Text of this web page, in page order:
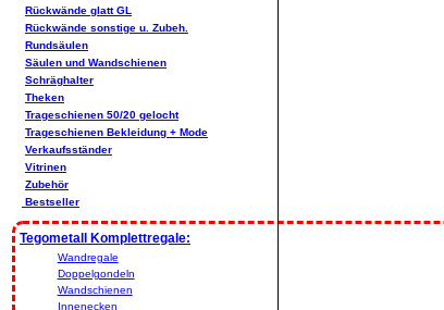
Rückwände glatt GL
Rückwände sonstige u. Zubeh.
Rundsäulen
Säulen und Wandschienen
Schräghalter
Theken
Trageschienen 50/20 gelocht
Trageschienen Bekleidung + Mode
Verkaufsständer
Vitrinen
Zubehör
Bestseller
Tegometall Komplettregale:
Wandregale
Doppelgondeln
Wandschienen
Innenecken